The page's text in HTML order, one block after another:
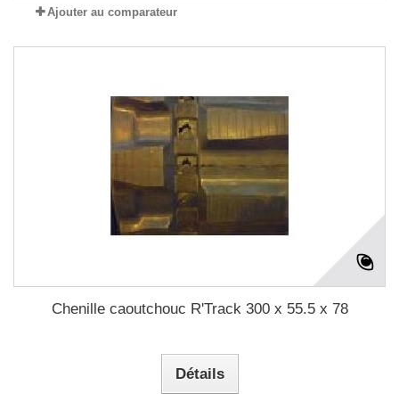
Ajouter au comparateur
Chenille caoutchouc R'Track 300 x 55.5 x 78
Détails